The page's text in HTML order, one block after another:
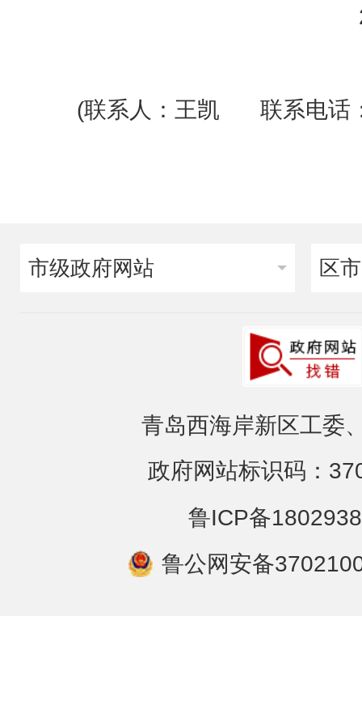
(联系人：王凯 联系电话
市级政府网站 区
青岛西海岸新区工委
政府网站标识码：
鲁ICP备
鲁公网安备